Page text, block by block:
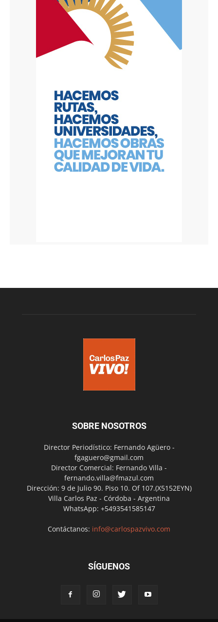
SOBRE NOSOTROS
Director Periodístico: Fernando Agüero -
fgaguero@gmail.com
Director Comercial: Fernando Villa -
fernando.villa@fmazul.com
Dirección: 9 de Julio 90. Piso 10. Of 107.(X5152EYN)
Villa Carlos Paz - Córdoba - Argentina
WhatsApp: +5493541585147
Contáctanos: info@carlospazvivo.com
SÍGUENOS